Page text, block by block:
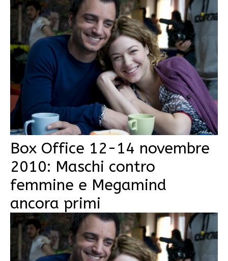
Box Office 12-14 novembre
2010: Maschi contro
femmine e Megamind
ancora primi